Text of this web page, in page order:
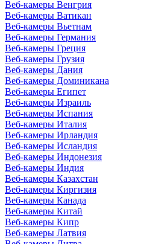
Веб-камеры Венгрия
Веб-камеры Ватикан
Веб-камеры Вьетнам
Веб-камеры Германия
Веб-камеры Греция
Веб-камеры Грузия
Веб-камеры Дания
Веб-камеры Доминикана
Веб-камеры Египет
Веб-камеры Израиль
Веб-камеры Испания
Веб-камеры Италия
Веб-камеры Ирландия
Веб-камеры Исландия
Веб-камеры Индонезия
Веб-камеры Индия
Веб-камеры Казахстан
Веб-камеры Киргизия
Веб-камеры Канада
Веб-камеры Китай
Веб-камеры Кипр
Веб-камеры Латвия